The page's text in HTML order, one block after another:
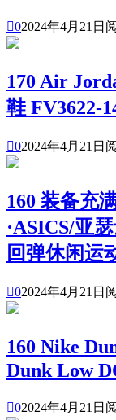
02024年4月21日
170 Air
鞋 FV3622-
02024年4月21日
160 装备充
·ASICS/亚
回弹休闲运
02024年4月21日
160 Nike
Dunk Low
02024年4月21日